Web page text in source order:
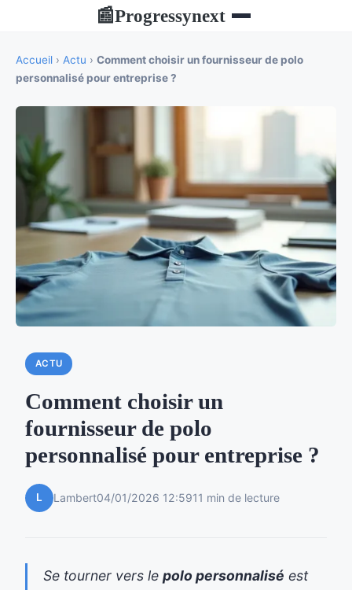
📰Progressynext
Accueil › Actu › Comment choisir un fournisseur de polo
personnalisé pour entreprise ?
ACTU
Comment choisir un
fournisseur de polo
personnalisé pour entreprise ?
L Lambert04/01/2026 12:5911 min de lecture
Se tourner vers le polo personnalisé est